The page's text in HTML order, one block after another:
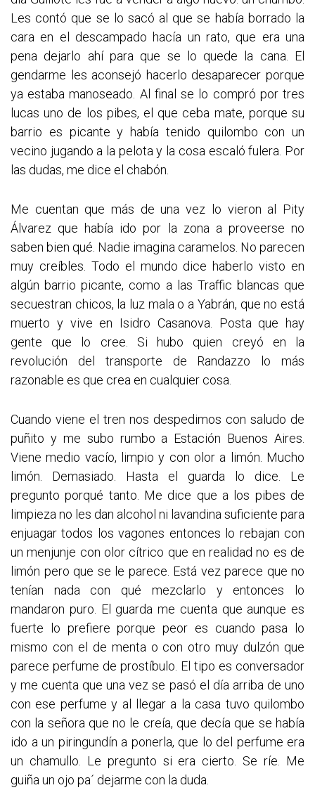
Les contó que se lo sacó al que se había borrado la
cara en el descampado hacía un rato, que era una
pena dejarlo ahí para que se lo quede la cana. El
gendarme les aconsejó hacerlo desaparecer porque
ya estaba manoseado. Al final se lo compró por tres
lucas uno de los pibes, el que ceba mate, porque su
barrio es picante y había tenido quilombo con un
vecino jugando a la pelota y la cosa escaló fulera. Por
las dudas, me dice el chabón.
Me cuentan que más de una vez lo vieron al Pity
Álvarez que había ido por la zona a proveerse no
saben bien qué. Nadie imagina caramelos. No parecen
muy creíbles. Todo el mundo dice haberlo visto en
algún barrio picante, como a las Traffic blancas que
secuestran chicos, la luz mala o a Yabrán, que no está
muerto y vive en Isidro Casanova. Posta que hay
gente que lo cree. Si hubo quien creyó en la
revolución del transporte de Randazzo lo más
razonable es que crea en cualquier cosa.
Cuando viene el tren nos despedimos con saludo de
puñito y me subo rumbo a Estación Buenos Aires.
Viene medio vacío, limpio y con olor a limón. Mucho
limón. Demasiado. Hasta el guarda lo dice. Le
pregunto porqué tanto. Me dice que a los pibes de
limpieza no les dan alcohol ni lavandina suficiente para
enjuagar todos los vagones entonces lo rebajan con
un menjunje con olor cítrico que en realidad no es de
limón pero que se le parece. Está vez parece que no
tenían nada con qué mezclarlo y entonces lo
mandaron puro. El guarda me cuenta que aunque es
fuerte lo prefiere porque peor es cuando pasa lo
mismo con el de menta o con otro muy dulzón que
parece perfume de prostíbulo. El tipo es conversador
y me cuenta que una vez se pasó el día arriba de uno
con ese perfume y al llegar a la casa tuvo quilombo
con la señora que no le creía, que decía que se había
ido a un piringundín a ponerla, que lo del perfume era
un chamullo. Le pregunto si era cierto. Se ríe. Me
guiña un ojo pa´ dejarme con la duda.